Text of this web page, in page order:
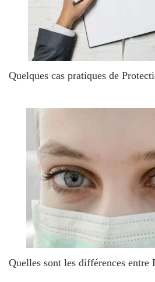
Quelques cas pratiques de
Quelles sont les différences entre